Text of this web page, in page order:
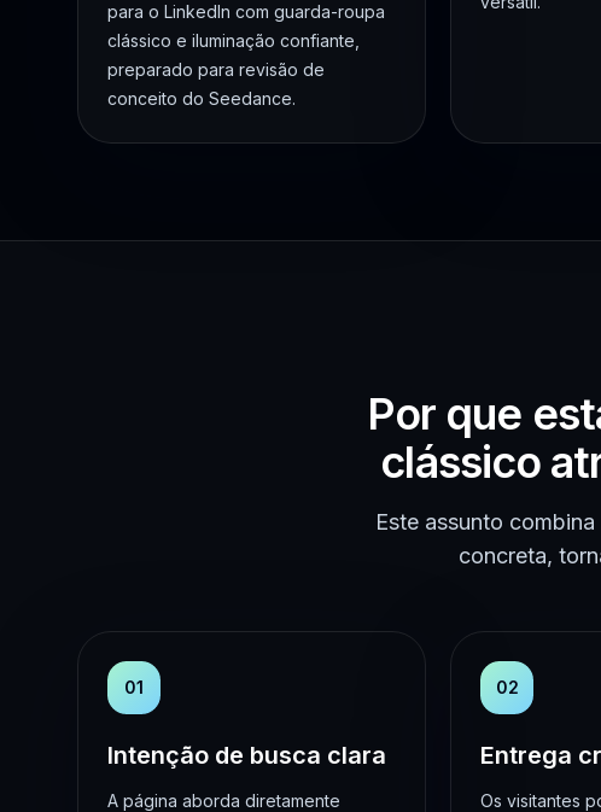
para o LinkedIn com guarda-roupa
clássico e iluminação confiante,
preparado para revisão de
conceito do Seedance.
Por que
clássico
Este assunto
concreta,
01
Intenção de busca clara
A página aborda diretamente
02
Entrega
Os visitantes